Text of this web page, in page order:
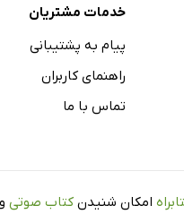
خدمات مشتریان
پیام به پشتیبانی
راهنمای کاربران
تماس با ما
امکان شنیدن کتاب صوتی و